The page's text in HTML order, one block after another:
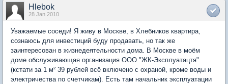
Hlebok
28 Jan 2010
Уважаемые соседи! Я живу в Москве, в Хлебников квартира,
сознаюсь для инвестиций буду продавать, но так же
заинтересован в жизнедеятельности дома. В Москве в моём
доме обслуживающая организация ООО "ЖК-Эксплуатацтя"
(кстати за 1 м² 39 рублей всё включено с охраной, кроме воды и
электричества по счетчикам). Есть там начальник эксплуатации